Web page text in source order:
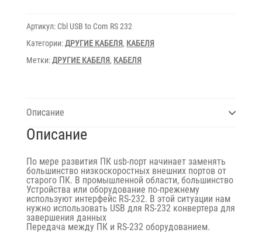
232
Votek0.5m
Артикул: Cbl USB to Com RS 232
Категории:ДРУГИЕ КАБЕЛЯ, КАБЕЛЯ
Метки:ДРУГИЕ КАБЕЛЯ, КАБЕЛЯ
Описание
Описание
По мере развития ПК usb-порт начинает заменять
большинство низкоскоростных внешних портов от
старого ПК. В промышленной области, большинство
Устройства или оборудование по-прежнему
используют интерфейс RS-232. В этой ситуации нам
нужно использовать USB для RS-232 конвертера для
завершения данных
Передача между ПК и RS-232 оборудованием.